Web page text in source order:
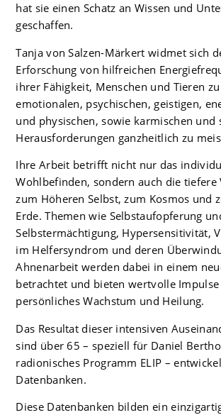
hat sie einen Schatz an Wissen und
geschaffen.
Tanja von Salzen-Märkert widmet sich
Erforschung von hilfreichen
ihrer Fähigkeit, Menschen und Tieren
emotionalen, psychischen, geistigen,
und physischen, sowie karmischen und
Herausforderungen ganzheitlich zu
Ihre Arbeit betrifft nicht nur das
Wohlbefinden, sondern auch die tiefere
zum Höheren Selbst, zum Kosmos und
Erde. Themen wie Selbstaufopferung
Selbstermächtigung, Hypersensitivität,
im Helfersyndrom und deren
Ahnenarbeit werden dabei in einem
betrachtet und bieten wertvolle
persönliches Wachstum und Heilung.
Das Resultat dieser intensiven
sind über 65 – speziell für Daniel
radionisches Programm ELIP –
Datenbanken.
Diese Datenbanken bilden ein